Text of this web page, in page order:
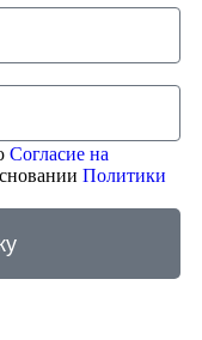
Согласие на
Политики